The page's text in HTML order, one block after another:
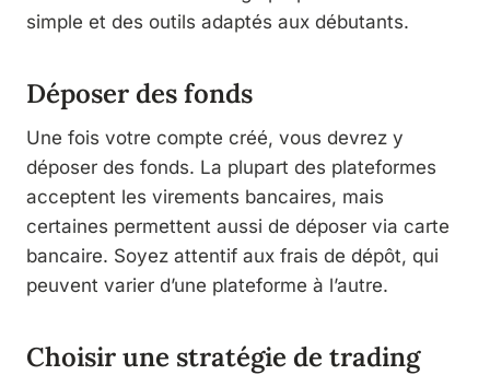
simple et des outils adaptés aux débutants.
Déposer des fonds
Une fois votre compte créé, vous devrez y
déposer des fonds. La plupart des plateformes
acceptent les virements bancaires, mais
certaines permettent aussi de déposer via carte
bancaire. Soyez attentif aux frais de dépôt, qui
peuvent varier d’une plateforme à l’autre.
Choisir une stratégie de trading